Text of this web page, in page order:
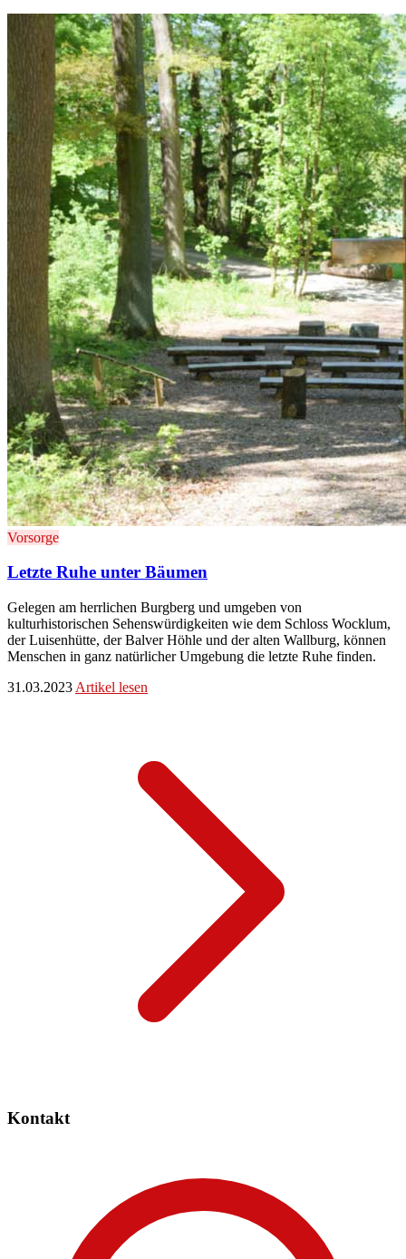
Vorsorge
Letzte Ruhe unter Bäumen
Gelegen am herrlichen Burgberg und umgeben von
kulturhistorischen Sehenswürdigkeiten wie dem Schloss Wocklum,
der Luisenhütte, der Balver Höhle und der alten Wallburg, können
Menschen in ganz natürlicher Umgebung die letzte Ruhe finden.
31.03.2023 Artikel lesen
Kontakt